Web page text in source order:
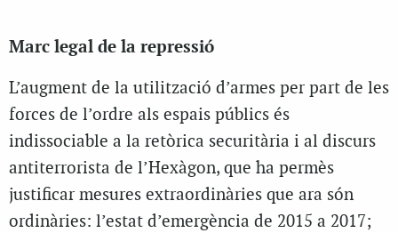
Marc legal de la repressió
L’augment de la utilització d’armes per part de les
forces de l’ordre als espais públics és
indissociable a la retòrica securitària i al discurs
antiterrorista de l’Hexàgon, que ha permès
justificar mesures extraordinàries que ara són
ordinàries: l’estat d’emergència de 2015 a 2017;